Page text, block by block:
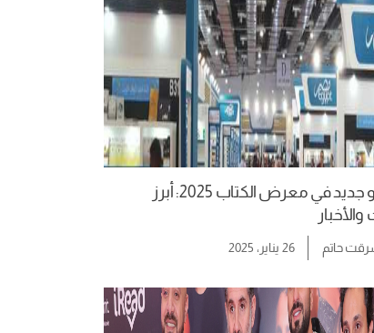
كل ما هو جديد في معرض الكتاب 2025: أبرز
والأخبار
حاتم 26 يناير، 2025